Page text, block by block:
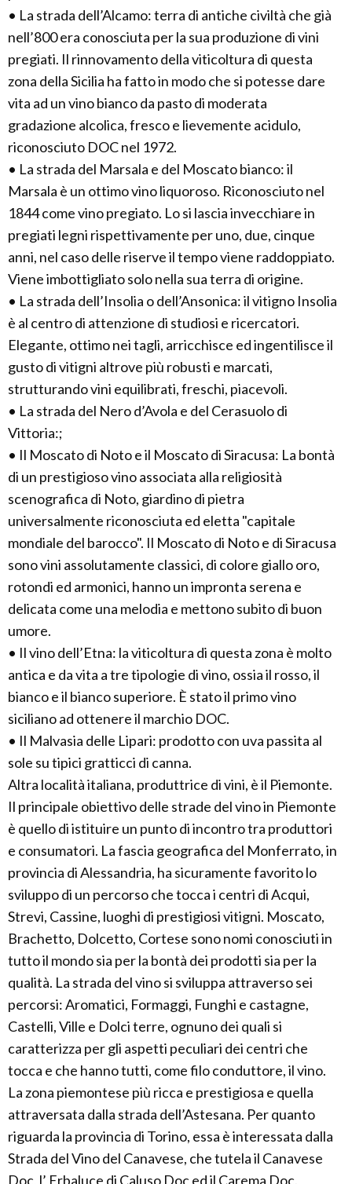
• La strada dell’Alcamo: terra di antiche civiltà che già
nell’800 era conosciuta per la sua produzione di vini
pregiati. Il rinnovamento della viticoltura di questa
zona della Sicilia ha fatto in modo che si potesse dare
vita ad un vino bianco da pasto di moderata
gradazione alcolica, fresco e lievemente acidulo,
riconosciuto DOC nel 1972.
• La strada del Marsala e del Moscato bianco: il
Marsala è un ottimo vino liquoroso. Riconosciuto nel
1844 come vino pregiato. Lo si lascia invecchiare in
pregiati legni rispettivamente per uno, due, cinque
anni, nel caso delle riserve il tempo viene raddoppiato.
Viene imbottigliato solo nella sua terra di origine.
• La strada dell’Insolia o dell’Ansonica: il vitigno Insolia
è al centro di attenzione di studiosi e ricercatori.
Elegante, ottimo nei tagli, arricchisce ed ingentilisce il
gusto di vitigni altrove più robusti e marcati,
strutturando vini equilibrati, freschi, piacevoli.
• La strada del Nero d’Avola e del Cerasuolo di
Vittoria:;
• Il Moscato di Noto e il Moscato di Siracusa: La bontà
di un prestigioso vino associata alla religiosità
scenografica di Noto, giardino di pietra
universalmente riconosciuta ed eletta "capitale
mondiale del barocco". Il Moscato di Noto e di Siracusa
sono vini assolutamente classici, di colore giallo oro,
rotondi ed armonici, hanno un impronta serena e
delicata come una melodia e mettono subito di buon
umore.
• Il vino dell’Etna: la viticoltura di questa zona è molto
antica e da vita a tre tipologie di vino, ossia il rosso, il
bianco e il bianco superiore. È stato il primo vino
siciliano ad ottenere il marchio DOC.
• Il Malvasia delle Lipari: prodotto con uva passita al
sole su tipici gratticci di canna.
Altra località italiana, produttrice di vini, è il Piemonte.
Il principale obiettivo delle strade del vino in Piemonte
è quello di istituire un punto di incontro tra produttori
e consumatori. La fascia geografica del Monferrato, in
provincia di Alessandria, ha sicuramente favorito lo
sviluppo di un percorso che tocca i centri di Acqui,
Strevi, Cassine, luoghi di prestigiosi vitigni. Moscato,
Brachetto, Dolcetto, Cortese sono nomi conosciuti in
tutto il mondo sia per la bontà dei prodotti sia per la
qualità. La strada del vino si sviluppa attraverso sei
percorsi: Aromatici, Formaggi, Funghi e castagne,
Castelli, Ville e Dolci terre, ognuno dei quali si
caratterizza per gli aspetti peculiari dei centri che
tocca e che hanno tutti, come filo conduttore, il vino.
La zona piemontese più ricca e prestigiosa e quella
attraversata dalla strada dell’Astesana. Per quanto
riguarda la provincia di Torino, essa è interessata dalla
Strada del Vino del Canavese, che tutela il Canavese
Doc, l’ Erbaluce di Caluso Doc ed il Carema Doc.